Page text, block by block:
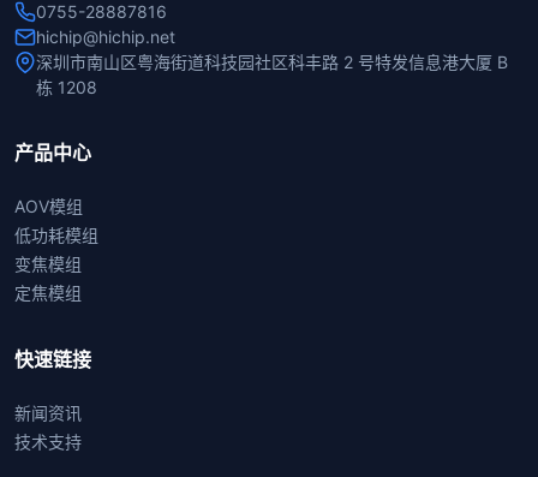
0755-28887816
hichip@hichip.net
深圳市南山区粤海街道科技园社区科丰路 2 号特发信息港大厦 B
栋 1208
产品中心
AOV模组
低功耗模组
变焦模组
定焦模组
快速链接
新闻资讯
技术支持